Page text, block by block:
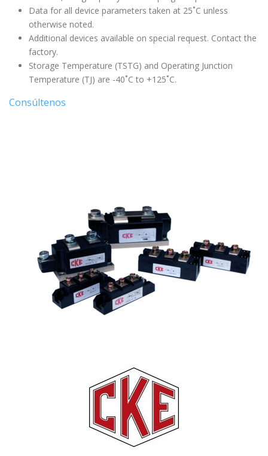
Data for all device parameters taken at 25˚C unless
otherwise noted.
Additional devices available on special request. Contact the
factory.
Storage Temperature (TSTG) and Operating Junction
Temperature (TJ) are -40˚C to +125˚C.
Consúltenos